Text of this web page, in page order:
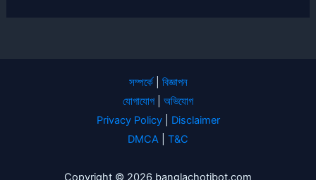
সম্পর্কে| বিজ্ঞাপন
যোগাযোগ
অভিযোগ
Privacy Policy| Disclaimer
DMCA
T&C
Copyright © 2026 banglachotibot.com